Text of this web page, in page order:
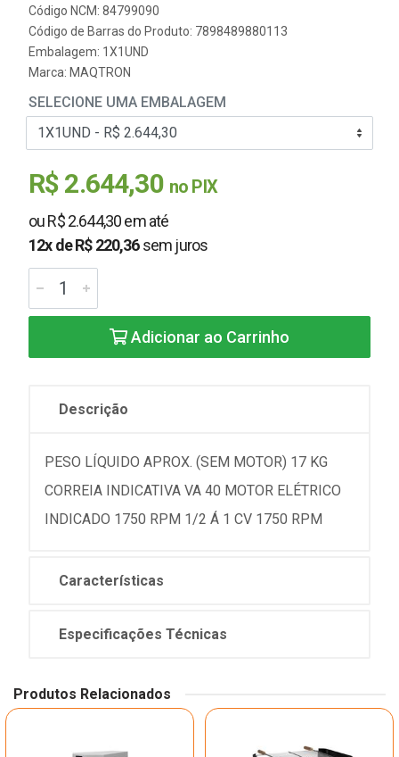
Código NCM: 84799090
Código de Barras do Produto: 7898489880113
Embalagem: 1X1UND
Marca: MAQTRON
SELECIONE UMA EMBALAGEM
R$ 2.644,30 no PIX
ou R$ 2.644,30 em até
12x de R$ 220,36sem juros
Adicionar ao Carrinho
Descrição
PESO LÍQUIDO APROX. (SEM MOTOR) 17 KG
CORREIA INDICATIVA VA 40 MOTOR ELÉTRICO
INDICADO 1750 RPM 1/2 Á 1 CV 1750 RPM
Características
Especificações Técnicas
Produtos Relacionados